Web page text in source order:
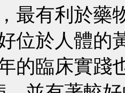
最有利於藥
位於人體的
的臨床實踐